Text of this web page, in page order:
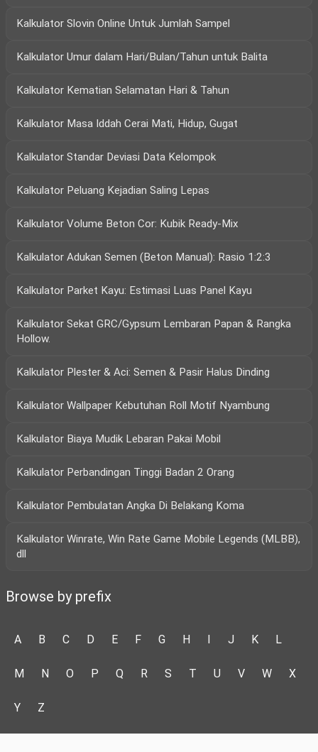
Kalkulator Slovin Online Untuk Jumlah Sampel
Kalkulator Umur dalam Hari/Bulan/Tahun untuk Balita
Kalkulator Kematian Selamatan Hari & Tahun
Kalkulator Masa Iddah Cerai Mati, Hidup, Gugat
Kalkulator Standar Deviasi Data Kelompok
Kalkulator Peluang Kejadian Saling Lepas
Kalkulator Volume Beton Cor: Kubik Ready-Mix
Kalkulator Adukan Semen (Beton Manual): Rasio 1:2:3
Kalkulator Parket Kayu: Estimasi Luas Panel Kayu
Kalkulator Sekat GRC/Gypsum Lembaran Papan & Rangka
Hollow.
Kalkulator Plester & Aci: Semen & Pasir Halus Dinding
Kalkulator Wallpaper Kebutuhan Roll Motif Nyambung
Kalkulator Biaya Mudik Lebaran Pakai Mobil
Kalkulator Perbandingan Tinggi Badan 2 Orang
Kalkulator Pembulatan Angka Di Belakang Koma
Kalkulator Winrate, Win Rate Game Mobile Legends (MLBB),
dll
Browse by prefix
A B C D E F G H J K L
M N O P Q R S T U V W X
Y Z